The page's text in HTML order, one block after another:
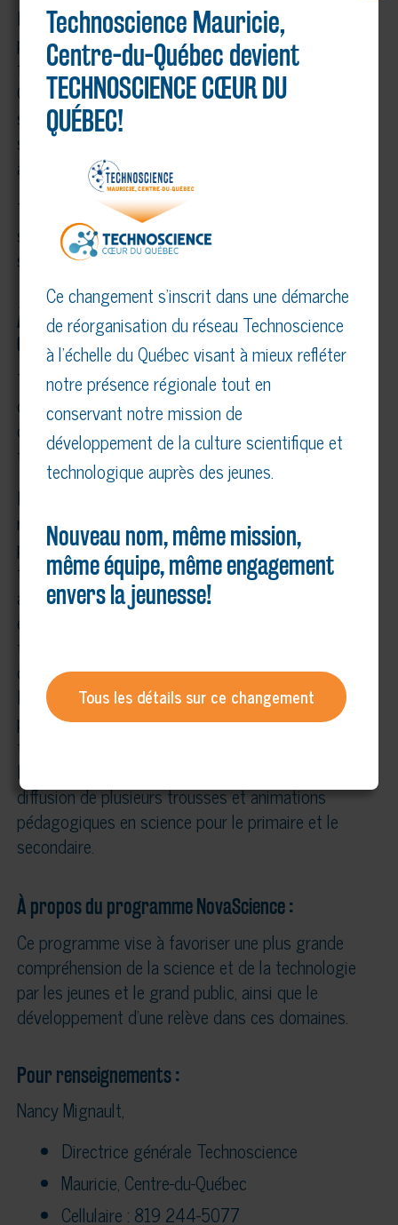
En Mauricie, Centre-du-Québec, plusieurs
partenaires régionaux ont également contribué à
faire de la finale régionale un succès : Université du
Québec à Trois-Rivières, Centre de services
scolaire du Chemin-du-Roy, Centre de services
scolaire des Samares, École d’Ingénierie de l’UQTR
ainsi que l’Ordre des ingénieurs du Québec.
Toutes les informations concernant les Expo-
sciences Hydro-Québec sont disponibles sur le
site Web technoscience.ca.
À propos de Technoscience Mauricie, Centre-du-
Québec et du Réseau Technoscience :
Technoscience Mauricie, Centre-du-Québec est un
organisme à but non lucratif dont la mission est
de faire la promotion de la science et des
technologies, principalement auprès des jeunes.
Le Réseau Technoscience et ses organismes
régionaux sont présents partout au Québec afin de
promouvoir le goût des sciences et des
technologies chez les jeunes Québécois de 4 à 20
ans. Leurs programmes et leurs activités
encouragent l’émergence d’une relève scientifique
tout en soutenant l’enseignement des sciences et
des technologies par une approche concrète. Le
Réseau Technoscience offre notamment les
programmes suivants : Exposciences, Défis
technologiques, les animations Débrouillards et
Les Innovateurs à l’école. Il assure également la
diffusion de plusieurs trousses et animations
pédagogiques en science pour le primaire et le
secondaire.
À propos du programme NovaScience :
Ce programme vise à favoriser une plus grande
compréhension de la science et de la technologie
par les jeunes et le grand public, ainsi que le
développement d’une relève dans ces domaines.
Pour renseignements :
Nancy Mignault,
Directrice générale Technoscience
Mauricie, Centre-du-Québec
Cellulaire : 819 244-5077
Technoscience Mauricie,
Centre-du-Québec devient
TECHNOSCIENCE CŒUR DU
QUÉBEC!
Ce changement s’inscrit dans une démarche
de réorganisation du réseau Technoscience
à l’échelle du Québec visant à mieux refléter
notre présence régionale tout en
conservant notre mission de
développement de la culture scientifique et
technologique auprès des jeunes.
Nouveau nom, même mission,
même équipe, même engagement
envers la jeunesse!
Tous les détails sur ce changement